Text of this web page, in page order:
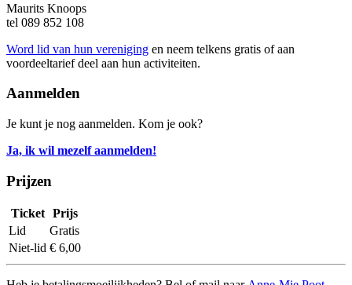
Maurits Knoops
tel 089 852 108
Word lid van hun vereniging en neem telkens gratis of aan
voordeeltarief deel aan hun activiteiten.
Aanmelden
Je kunt je nog aanmelden. Kom je ook?
Ja, ik wil mezelf aanmelden!
Prijzen
Ticket
Prijs
Lid
Gratis
Niet-lid € 6,00